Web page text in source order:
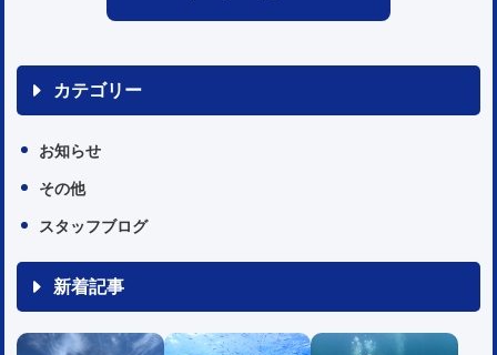
カテゴリー
お知らせ
その他
スタッフブログ
新着記事